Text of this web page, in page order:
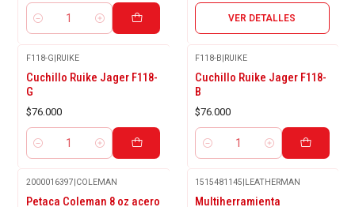
Cantidad
VER DETALLES
F118-G|RUIKE
Cuchillo Ruike Jager F118-
G
$76.000
Cantidad
F118-B|RUIKE
Cuchillo Ruike Jager F118-
B
$76.000
Cantidad
2000016397 COLEMAN
Petaca Coleman 8 oz acero
1515481145 LEATHERMAN
Multiherramienta